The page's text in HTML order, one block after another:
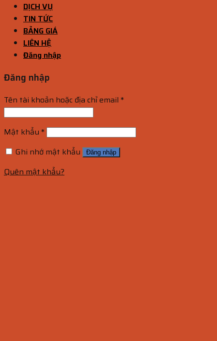
DỊCH VỤ
TIN TỨC
BẢNG GIÁ
LIÊN HỆ
Đăng nhập
Đăng nhập
Tên tài khoản hoặc địa chỉ email *
Mật khẩu *
Ghi nhớ mật khẩu
Đăng nhập
Quên mật khẩu?